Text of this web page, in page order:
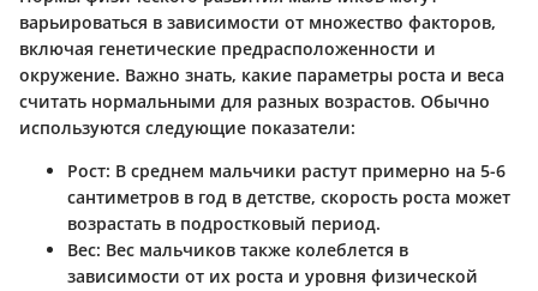
варьироваться в зависимости от множество факторов,
включая генетические предрасположенности и
окружение. Важно знать, какие параметры роста и веса
считать нормальными для разных возрастов. Обычно
используются следующие показатели:
Рост: В среднем мальчики растут примерно на 5-6
сантиметров в год в детстве, скорость роста может
возрастать в подростковый период.
Вес: Вес мальчиков также колеблется в
зависимости от их роста и уровня физической